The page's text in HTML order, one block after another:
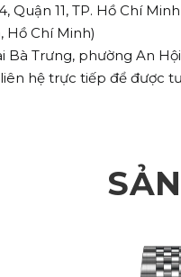
Quận 11, TP. Hồ Chí Minh
Hồ Chí Minh)
Bà Trưng, phường An
hệ trực tiếp để được